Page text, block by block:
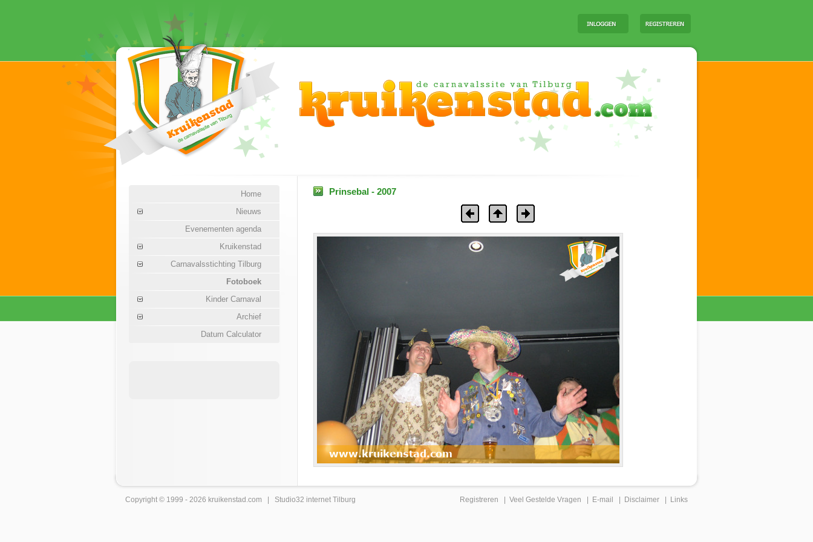
Home
Nieuws
Evenementen agenda
Kruikenstad
Carnavalsstichting Tilburg
Fotoboek
Kinder Carnaval
Archief
Datum Calculator
Prinsebal - 2007
Copyright © 1999 - 2026 kruikenstad .com | Studio32 internet Tilburg Registreren Veel Gestelde Vragen E-mail Disclaimer Links